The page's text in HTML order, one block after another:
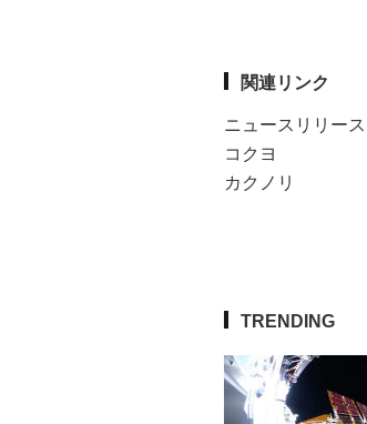
関連リンク
ニュースリリース
コクヨ
カクノリ
TRENDING